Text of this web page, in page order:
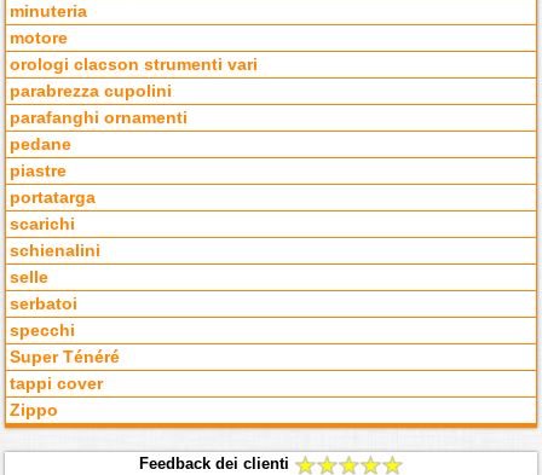
minuteria
motore
orologi clacson strumenti vari
parabrezza cupolini
parafanghi ornamenti
pedane
piastre
portatarga
scarichi
schienalini
selle
serbatoi
specchi
Super Ténéré
tappi cover
Zippo
Feedback dei clienti